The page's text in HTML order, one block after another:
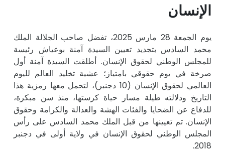
الإنسان
يوم الجمعة 28 مارس 2025، تفضل صاحب الجلالة الملك
محمد السادس بتجديد تعيين السيدة آمنة بوعياش رئيسة
للمجلس الوطني لحقوق الإنسان. أطلقت السيدة آمنة أول
صرخة في يوم حقوقي بامتياز؛ عشية تخليد العالم لليوم
العالمي لحقوق الإنسان (10 دجنبر)، لتحمل معها رمزية هذا
التاريخ ودلالته طيلة مسار حياة كرستها، منذ سن مبكرة،
للدفاع عن الضحايا والفئات الهشة والعدالة والكرامة وحقوق
الإنسان. تم تعيينها من قبل الملك محمد السادس على رأس
المجلس الوطني لحقوق الإنسان في ولاية أولى في دجنبر
2018.